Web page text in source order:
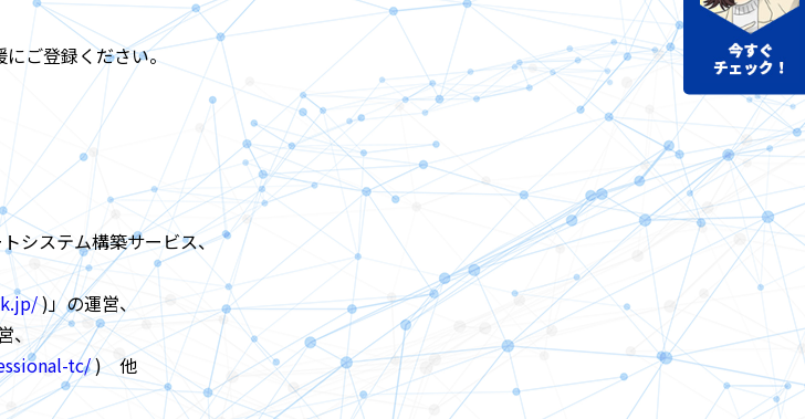
ご登録ください。
システム構築サービス、
)」の運営、
、
tc/) 他